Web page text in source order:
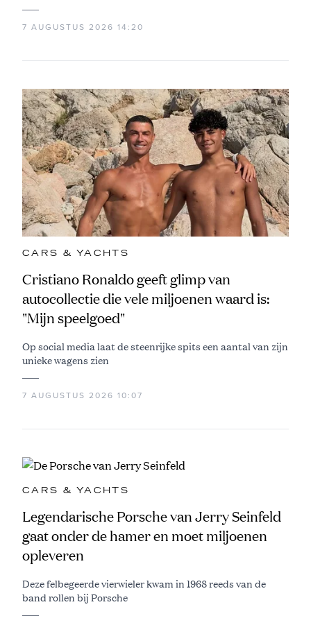
7 AUGUSTUS 2026 14:20
CARS & YACHTS
Cristiano Ronaldo geeft glimp van
autocollectie die vele miljoenen waard is:
"Mijn speelgoed"
Op social media laat de steenrijke spits een aantal van zijn
unieke wagens zien
7 AUGUSTUS 2026 10:07
CARS & YACHTS
Legendarische Porsche van Jerry Seinfeld
gaat onder de hamer en moet miljoenen
opleveren
Deze felbegeerde vierwieler kwam in 1968 reeds van de
band rollen bij Porsche